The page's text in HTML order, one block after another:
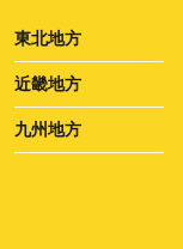
東北地方
近畿地方
九州地方